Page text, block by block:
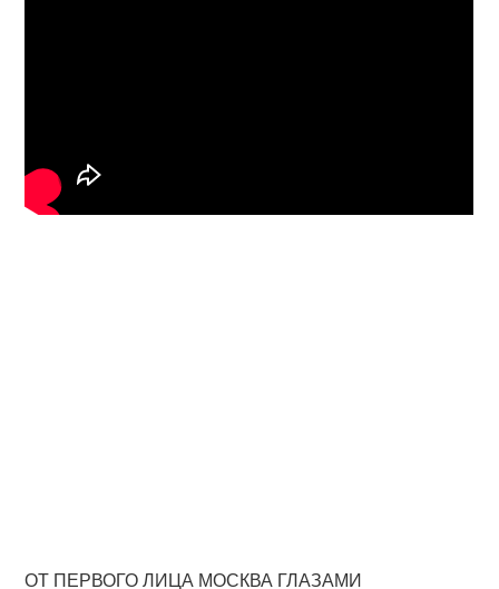
ОТ ПЕРВОГО ЛИЦА МОСКВА ГЛАЗАМИ